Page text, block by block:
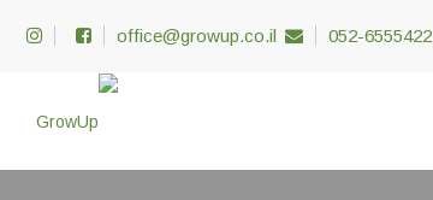
office@growup.co.il 052-6555422